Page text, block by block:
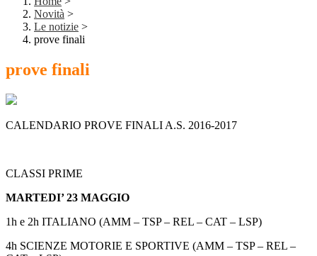
Novità >
Le notizie >
prove finali
prove finali
CALENDARIO PROVE FINALI A.S. 2016-2017
CLASSI PRIME
MARTEDI’ 23 MAGGIO
1h e 2h ITALIANO (AMM – TSP – REL – CAT – LSP)
4h SCIENZE MOTORIE E SPORTIVE (AMM – TSP – REL –